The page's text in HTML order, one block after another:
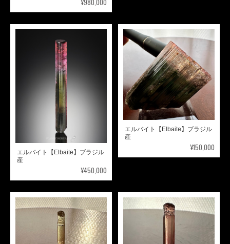
エルバイト【Elbaite】ブラジル
産
¥450,000
エルバイト【Elbaite】ブラジル
産
¥150,000